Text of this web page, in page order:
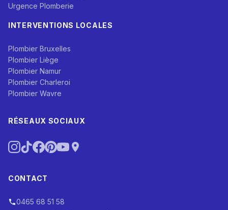
Urgence Plomberie
INTERVENTIONS LOCALES
Plombier Bruxelles
Plombier Liège
Plombier Namur
Plombier Charleroi
Plombier Wavre
RÉSEAUX SOCIAUX
CONTACT
0465 68 51 58